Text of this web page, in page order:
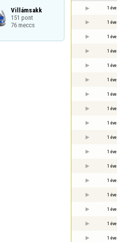
Villámsakk
151 pont
76 meccs
1 éve
1 éve
1 éve
1 éve
1 éve
1 éve
1 éve
1 éve
1 éve
1 éve
1 éve
1 éve
1 éve
1 éve
1 éve
1 éve
1 éve